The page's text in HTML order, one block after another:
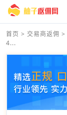
首页 > 交易商返佣 >
4...